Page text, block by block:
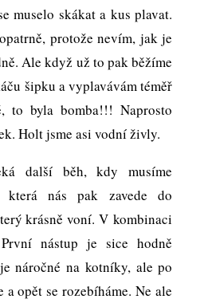
muselo skákat a kus plavat.
protože nevím, jak je
Ale když už to pak běžíme
šipku a vyplavávám téměř
to byla bomba!!! Naprosto
Holt jsme asi vodní živly.
další běh, kdy musíme
která nás pak zavede do
krásně voní. V kombinaci
nástup je sice hodně
náročné na kotníky, ale po
opět se rozebíháme. Ne ale